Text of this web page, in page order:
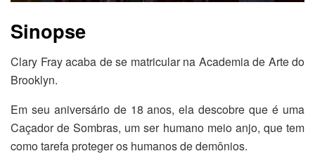
Sinopse
Clary Fray acaba de se matricular na Academia de Arte do
Brooklyn.
Em seu aniversário de 18 anos, ela descobre que é uma
Caçador de Sombras, um ser humano meio anjo, que tem
como tarefa proteger os humanos de demônios.